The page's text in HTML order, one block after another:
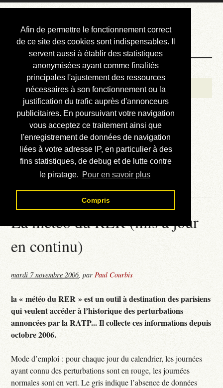
Afin de permettre le fonctionnement correct
de ce site des cookies sont indispensables. Il
servent aussi à établir des statistiques
anonymisées ayant comme finalités
principales l'ajustement des ressources
nécessaires à son fonctionnement ou la
justification du trafic auprès d'annonceurs
publicitaires. En poursuivant votre navigation
vous acceptez ce traitement ainsi que
l'enregistrement de données de navigation
liées à votre adresse IP, en particulier à des
fins statistiques, de debug et de lutte contre
le piratage. Pour en savoir plus
Compris
Courbis, « LE »
Blog Officiel
Bienvenue
Réalisations
Divers (et d’été)
Annonces
Liens externes
Téléchargement
Contact
La météo du RER (mis à jour
en continu)
mardi 7 novembre 2006,parPaul Courbis
la « météo du RER » est un outil à destination des parisiens
qui veulent accéder à l’historique des perturbations
annoncées par la RATP... Il collecte ces informations depuis
octobre 2006.
Mode d’emploi : pour chaque jour du calendrier, les journées
ayant connu des perturbations sont en rouge, les journées
normales sont en vert. Le gris indique l’absence de données